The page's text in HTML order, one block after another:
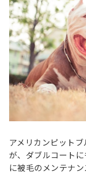
アメリカンピット
が、ダブルコート
に被毛のメンテナン